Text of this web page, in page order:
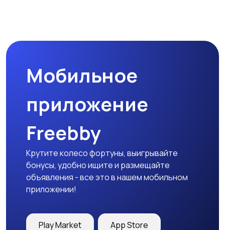
Мобильное
приложение
Freebby
Крутите колесо фортуны, выигрывайте
бонусы, удобно ищите и размещайте
объявления - все это в нашем мобильном
приложении!
Play Market App Store